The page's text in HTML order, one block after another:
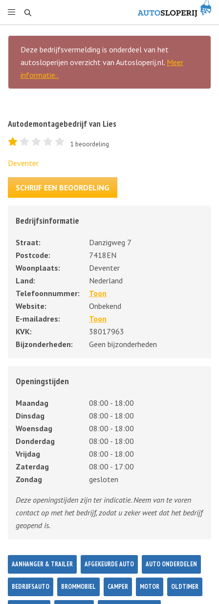
Deze bedrijfsvermelding is onderdeel van het
autosloperijen overzicht van Autosloperij.nl. Meer
informatie..
Autodemontagebedrijf van Lies
1 beoordeling
Deventer
SCHRIJF EEN BEOORDELING
Bedrijfsinformatie
Straat:
Danzigweg 7
Postcode:
7418EN
Woonplaats:
Deventer
Land:
Nederland
Telefoonnummer:
Toon
Website:
Onbekend
E-mailadres:
Toon
KVK:
38017963
Bijzonderheden:
Geen bijzonderheden
Openingstijden
Maandag
08:00 - 18:00
Dinsdag
08:00 - 18:00
Woensdag
08:00 - 18:00
Donderdag
08:00 - 18:00
Vrijdag
08:00 - 18:00
Zaterdag
08:00 - 17:00
Zondag
gesloten
Deze openingstijden zijn ter indicatie. Neem van te voren
contact op met het bedrijf, zodat u zeker weet dat het bedrijf
geopend is.
AANHANGER & TRAILER AFGEKEURDE AUTO AUTO ONDERDELEN
BEDRIJFSAUTO BROMMOBIEL CAMPER MOTOR OLDTIMER